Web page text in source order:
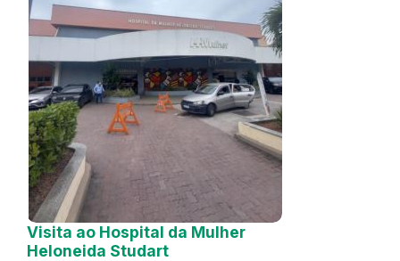
Visita ao Hospital da Mulher
Heloneida Studart